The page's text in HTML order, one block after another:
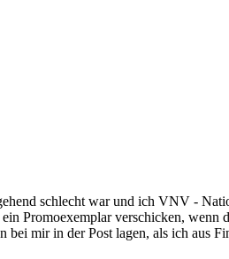
schlecht war und ich VNV -
Promoexemplar verschicken,
mir in der Post lagen, als ich aus